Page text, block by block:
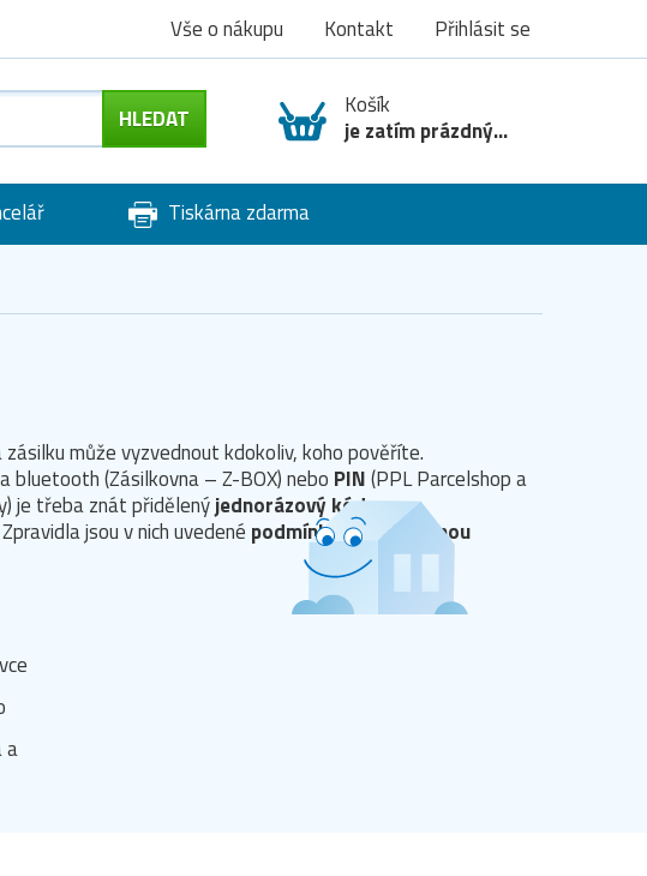
Vše o nákupu Kontakt Přihlásit se
Košík
je zatím prázdný...
Tiskárna zdarma
může vyzvednout kdokoliv, koho pověříte.
bluetooth (Zásilkovna – Z-BOX) nebo PIN(PPL Parcelshop a
je třeba znát přidělenýjednorázový kód.
jsou v nich uvedené podmínky pro případnou
a